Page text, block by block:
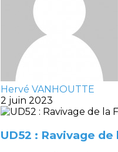
Hervé VANHOUTTE
2 juin 2023
UD52 : Ravivage